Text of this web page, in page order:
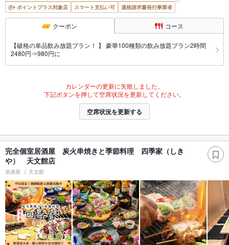
ポイントプラス対象店
スマート支払い可 適格請求書発行事業者
クーポン コース
【破格の単品飲み放題プラン！ 】 豪華100種類の飲み放題プラン2時間
2480円⇒980円に
カレンダーの更新に失敗しました。
下記ボタンを押して空席状況を更新してください。
空席状況を更新する
完全個室居酒屋 炭火串焼きと季節料理 四季家（しき
や） 天文館店
居酒屋 天文館